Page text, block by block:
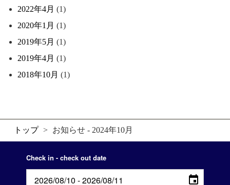
2022年4月 (1)
2020年1月 (1)
2019年5月 (1)
2019年4月 (1)
2018年10月 (1)
トップ > お知らせ - 2024年10月
Check in - check out date